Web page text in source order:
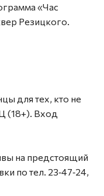
«Час
Резицкого.
для тех, кто не
(18+). Вход
на предстоящий
по тел. 23‑47‑24,